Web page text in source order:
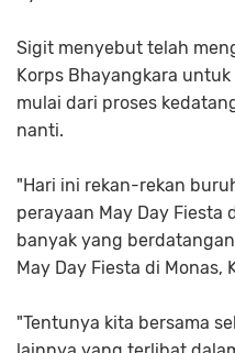
Sigit menyebut telah
Korps Bhayangkara
mulai dari proses
nanti.
"Hari ini rekan-rekan
perayaan May Day Fiesta
banyak yang
May Day Fiesta di Monas,
"Tentunya kita bersama